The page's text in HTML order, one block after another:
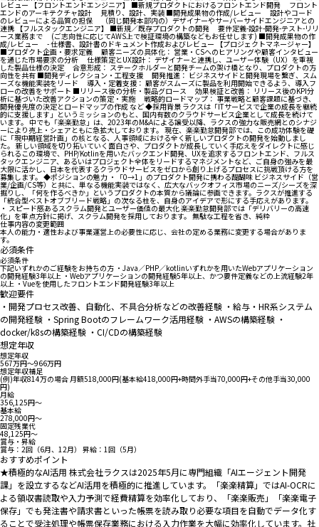
レビュー 【フロントエンドエンジニア】 ■新規プロダクトにおけるフロントエンド開発 フロント
エンドのアーキテクチャ設計 見積り、設計、実装 ■開発成果物の作成/レビュー 設計やコード
のレビューによる品質の担保 （同じ開発本部内の）デザイナーやサーバーサイドエンジニアとの
連携 【フルスタックエンジニア】 ■新規／既存プロダクトの開発 要件定義-設計-開発-テスト-リリ
ース業務まで (ご志向性に応じてAWS上で検証環境の構築などもお任せします) ■開発成果物の作
成/レビュー - 仕様書、設計書のドキュメント作成およびレビュー 【プロジェクトマネージャー】
■プロダクト企画・要求定義 顧客ニーズの具体化： 営業・CSへのヒアリングや顧客インタビュー
を通じた市場要求の分析 仕様策定とUX設計： デザイナーと連携し、ユーザー体験（UX）を重視
した製品仕様の決定 合意形成： ステークホルダーと開発チームの架け橋となり、プロダクトの方
向性を共有 ■開発ディレクション・工程支援 開発推進： ビジネスサイドと開発現場を繋ぎ、スム
ーズな機能実装をリード 導入・定着支援： 顧客がスムーズに製品を利用開始できるよう、導入フ
ローの改善をサポート ■リリース後の分析・製品グロース 効果検証と改善： リリース後のKPI分
析に基づいた改善アクションの策定・実施 戦略的ロードマップ： 事業戦略と顧客課題に基づき、
開発優先度の決定とロードマップの作成 など ◆採用背景 ラクスは「ITサービスで企業の成長を継続
的に支援します」というミッションのもと、国内有数のクラウドサービス企業として成長を続けて
います。 中でも「楽楽勤怠」は、2023年のM&Aによる譲受以降、ラクスの強力な販売網とのシナジ
ーにより売上・シェアともに急拡大しております。 現在、楽楽勤怠開発部では、この成功体験を礎
に「現中期経営計画」の核となる、人事領域における全く新しいプロダクトの開発を始動しまし
た。 新しい領域を切り拓いていく面白さや、プロダクトが成長していく手応えをダイレクトに感じ
られるこの環境で、PHP/Kotlinを用いたバックエンド開発、UXを追求するフロントエンド、フルス
タックエンジニア、あるいはプロジェクト全体をリードするマネジメントなど、ご自身の強みを最
大限に活かし、日本を代表するクラウドサービスをゼロから創り上げるプロセスに挑戦頂ける方を
募集します。 ◆ポジションの魅力 ・「0→1」のプロダクト開発に携わる醍醐味 ビジネスサイド（営
業/企画/CS等）と共に、単なる機能実装ではなく、広大なバックオフィス市場のニーズ/シーズを深
掘りし、「何を作るべきか」というプロダクトの本質から議論に参画できます。ラクスが推進する
「統合型ベストオブブリード戦略」の次なる柱を、自身のアイデアで形にする手応えがあります。
・ スピード感あるスクラム開発とユーザー価値の最大化 楽楽勤怠開発部では「デリバリーの高速
化」を重点方針に掲げ、スクラム開発を採用しております。 無駄な工程を省き、純粋
仕事内容の変更範囲
本人の能力・適性および事業運営上の必要性に応じ、会社の定める業務に変更する場合がありま
す。
必須条件
必須条件
下記いずれかのご経験をお持ちの方 ・Java／PHP／kotlinいずれかを用いたWebアプリケーション
の開発経験3年以上 ・Webアプリケーションの開発経験5年以上、かつ要件定義などの上流経験2年
以上 ・Vueを使用したフロントエンド開発経験3年以上
歓迎要件
・開発プロセス改善、自動化、不具合分析などの改善経験 ・給与・HR系システム
の開発経験 ・Spring Bootのフレームワーク活用経験 ・AWSの構築経験 ・
docker/k8sの構築経験 ・CI/CDの構築経験
想定年収
想定年収
567万円〜966万円
想定年収補足
(例)年収814万の場合 月額518,000円(基本給418,000円+時間外手当70,000円+その他手当30,000
円)
月給
356,125円〜
基本給
278,000円〜
固定残業代
48,125円〜
賞与・昇給
賞与：2回（6月、12月） 昇給：1回（5月）
おすすめポイント
★積極的なAI活用 株式会社ラクスは2025年5月に専門組織「AIエージェント開発
課」を設立するなどAI活用を積極的に推進しています。「楽楽精算」ではAI-OCRに
よる領収書読取や入力予測で経費精算を効率化しており、「楽楽販売」「楽楽電子
保存」でも発注書や請求書といった帳票を読み取り必要な項目を自動でデータ化す
ることで受注処理や帳票保存業務における入力作業を大幅に効率化しています。社